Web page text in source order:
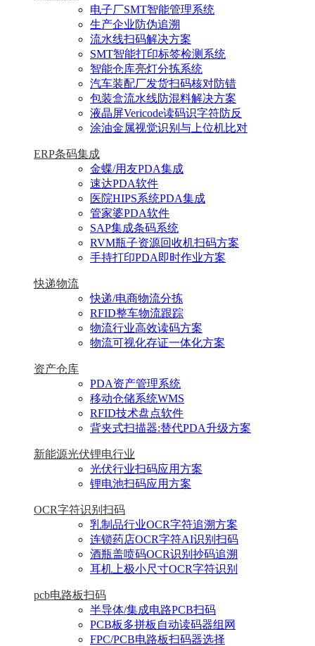
电子厂SMT智能管理系统
生产企业防伪追溯
流水线扫码解决方案
SMT智能打印标签检测系统
智能仓库亮灯分拣系统
汽车装配厂发货扫码核对防错
包装盒流水线防混料解决方案
液晶屏Vericode读码识字符防反
涂油金属视觉识别与上位机比对
ERP条码集成
金蝶/用友PDA集成
速达PDA软件
医院HIPS系统PDA集成
管家婆PDA软件
SAP集成条码系统
RVM瓶子资源回收机扫码方案
手持打印PDA即时作业方案
快递物流
快递/电商物流分拣
RFID整车物流跟踪
物流行业高效读码方案
物流可视化存证一体化方案
资产仓库
PDA资产管理系统
移动仓储系统WMS
RFID技术盘点软件
背夹式扫描器:替代PDA升级方案
新能源光伏锂电行业
光伏行业扫码应用方案
锂电池扫码应用方案
OCR字符识别扫码
乳制品行业OCR字符追溯方案
连锁药店OCR字符AI识别扫码
酒瓶盖喷码OCR识别抄码追溯
耳机上极小尺寸OCR字符识别
pcb电路板扫码
半导体/集成电路PCB扫码
PCB板多拼板自动读码器组网
FPC/PCB电路板扫码器选择